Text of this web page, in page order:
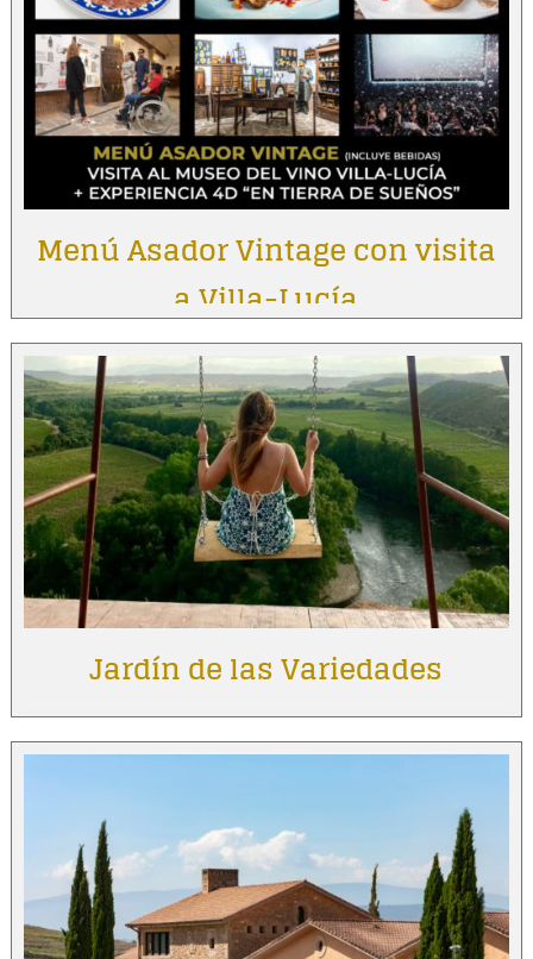
Menú Asador Vintage con visita
a Villa-Lucía
Jardín de las Variedades